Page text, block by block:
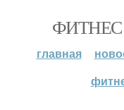
главная